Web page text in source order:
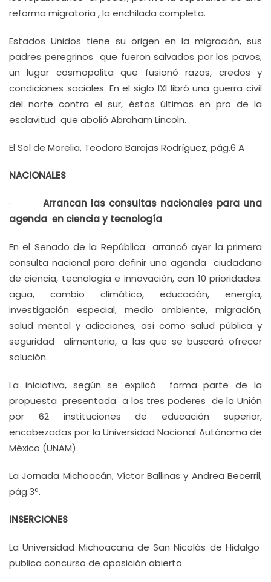
reforma migratoria , la enchilada completa.
Estados Unidos tiene su origen en la migración, sus
padres peregrinos que fueron salvados por los pavos,
un lugar cosmopolita que fusionó razas, credos y
condiciones sociales. En el siglo IXI libró una guerra civil
del norte contra el sur, éstos últimos en pro de la
esclavitud que abolió Abraham Lincoln.
El Sol de Morelia, Teodoro Barajas Rodríguez, pág.6 A
NACIONALES
·Arrancan las consultas nacionales para una
agenda en ciencia y tecnología
En el Senado de la República arrancó ayer la primera
consulta nacional para definir una agenda ciudadana
de ciencia, tecnología e innovación, con 10 prioridades:
agua, cambio climático, educación, energía,
investigación especial, medio ambiente, migración,
salud mental y adicciones, así como salud pública y
seguridad alimentaria, a las que se buscará ofrecer
solución.
La iniciativa, según se explicó forma parte de la
propuesta presentada a los tres poderes de la Unión
por 62 instituciones de educación superior,
encabezadas por la Universidad Nacional Autónoma de
México (UNAM).
La Jornada Michoacán, Víctor Ballinas y Andrea Becerril,
pág.3ª.
INSERCIONES
La Universidad Michoacana de San Nicolás de Hidalgo
publica concurso de oposición abierto